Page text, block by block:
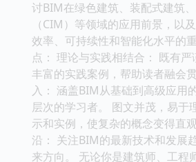
讨BIM在绿色建筑、装配式建筑
（CIM）等领域的应用前景，以
效率、可持续性和智能化水平的
点： 理论与实践相结合： 既有
丰富的实践案例，帮助读者融会
入： 涵盖BIM从基础到高级应用
层次的学习者。 图文并茂，易于
示和实例，使复杂的概念变得直
沿： 关注BIM的最新技术和发展
来方向。 无论你是建筑师、工程